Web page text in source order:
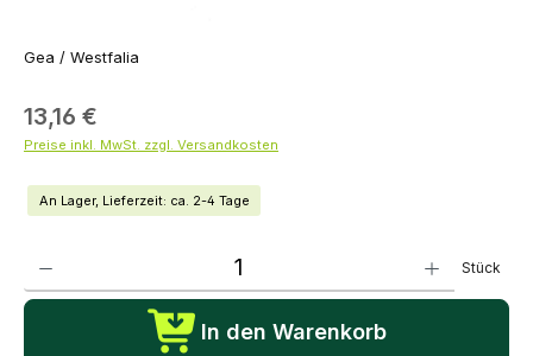
Gea / Westfalia
13,16 €
Preise inkl. MwSt. zzgl. Versandkosten
An Lager, Lieferzeit: ca. 2-4 Tage
Stück
In den Warenkorb